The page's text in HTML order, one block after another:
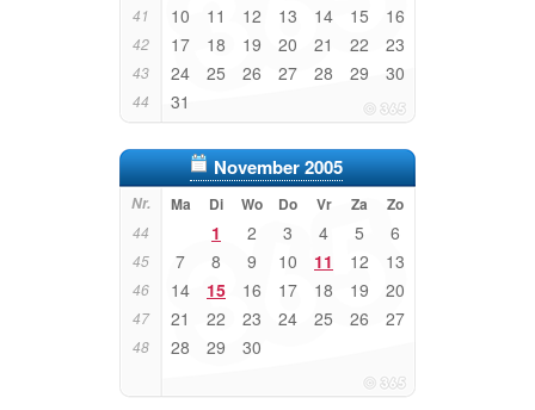
41 10 11 12 13 14 15 16
42 17 18 19 20 21 22 23
43 24 25 26 27 28 29 30
44 31
November 2005
Nr. Ma Di Wo Do Vr Za Zo
44 1 2 3 4 5 6
45 7 8 9 10 11 12 13
46 14 15 16 17 18 19 20
47 21 22 23 24 25 26 27
48 28 29 30